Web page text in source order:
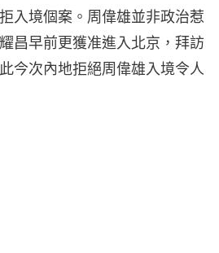
入境個案。周偉雄並非政治惹
昌早前更獲准進入北京，拜訪
今次內地拒絕周偉雄入境令人